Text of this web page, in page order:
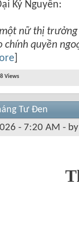
Kỷ Nguyên:
nữ thị
chính quyền
Views
Tư Đen
- 7:20 AM -